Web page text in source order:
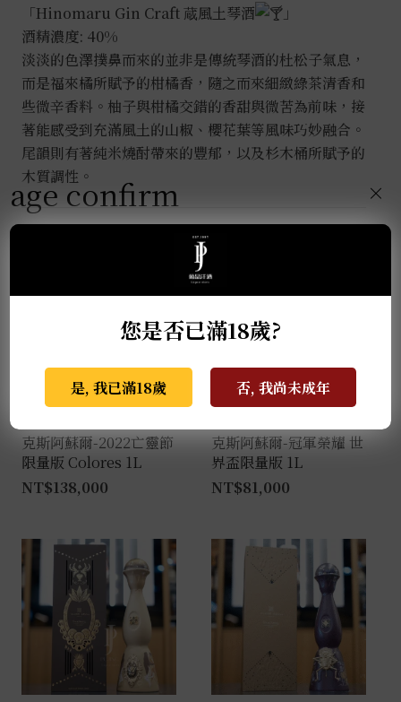
「Hinomaru Gin Craft 蔵風土琴酒
」
酒精濃度: 40%
淡淡的色澤撲鼻而來的並非是傳統琴酒的杜松子氣息，
而是福來橘所賦予的柑橘香，隨之而來細緻綠茶清香和
些微辛香料。柚子與柑橘交錯的香甜與微苦為前味，接
著能感受到充滿風土的山椒、櫻花葉等風味巧妙融合。
尾韻則有著純米燒酎帶來的豐郁，以及杉木桶所賦予的
木質調性。
克斯阿蘇爾-2022亡靈節
限量版 Colores 1L
NT$138,000
克斯阿蘇爾-冠軍榮耀 世
界盃限量版 1L
NT$81,000
age confirm
您是否已滿18歲?
是, 我已滿18歲 否, 我尚未成年
×